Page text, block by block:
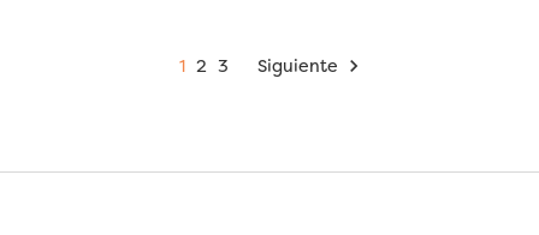
1 2 3 Siguiente 